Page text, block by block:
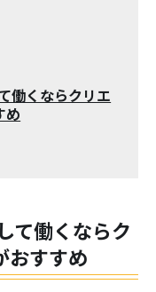
働くならクリエ
め
て働くならク
おすすめ